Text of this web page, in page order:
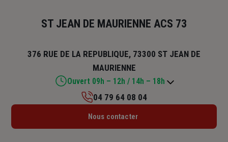
ST JEAN DE MAURIENNE ACS 73
376 RUE DE LA REPUBLIQUE, 73300 ST JEAN DE
MAURIENNE
Ouvert 09h – 12h / 14h – 18h
Lundi : 09h – 12h / 14h – 18h
04 79 64 08 04
Nous contacter